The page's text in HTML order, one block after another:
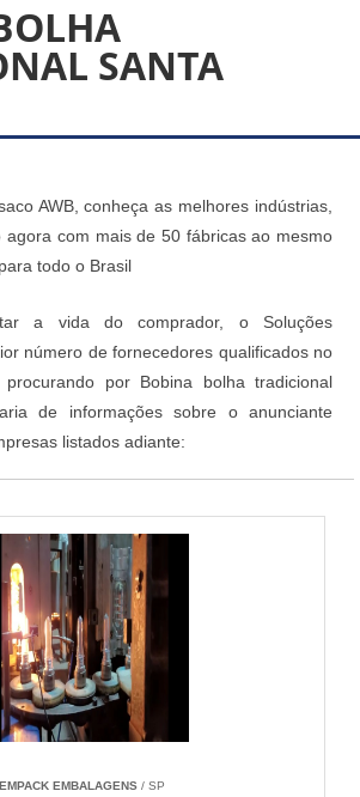
SANTA
AWB, conheça as melhores indústrias,
agora com mais de 50 fábricas ao mesmo
todo o Brasil
a vida do comprador, o Soluções
número de fornecedores qualificados no
por Bobina bolha tradicional
de informações sobre o anunciante
listados adiante:
EMBALAGENS/ SP